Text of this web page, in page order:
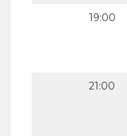
19:00
21:00